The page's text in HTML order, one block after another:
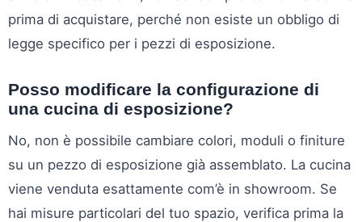
prima di acquistare, perché non esiste un obbligo di
legge specifico per i pezzi di esposizione.
Posso modificare la configurazione di
una cucina di esposizione?
No, non è possibile cambiare colori, moduli o finiture
su un pezzo di esposizione già assemblato. La cucina
viene venduta esattamente com’è in showroom. Se
hai misure particolari del tuo spazio, verifica prima la